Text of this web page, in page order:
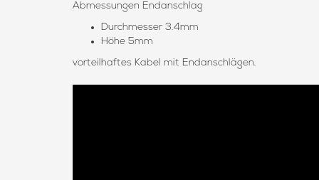
Abmessungen Endanschlag
Durchmesser 3.4mm
Höhe 5mm
vorteilhaftes Kabel mit Endanschlägen.